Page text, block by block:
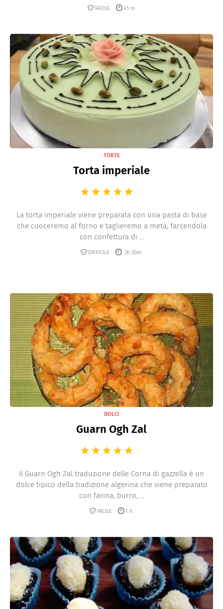
FACILE 45 m
TORTE
Torta imperiale
La torta imperiale viene preparata con una pasta di base
che cuoceremo al forno e taglieremo a metà, farcendola
con confettura di ...
DIFFICILE 3h 20m
DOLCI
Guarn Ogh Zal
Il Guarn Ogh Zal traduzione delle Corna di gazzella è un
dolce tipico della tradizione algerina che viene preparato
con farina, burro, ...
FACILE 1 h